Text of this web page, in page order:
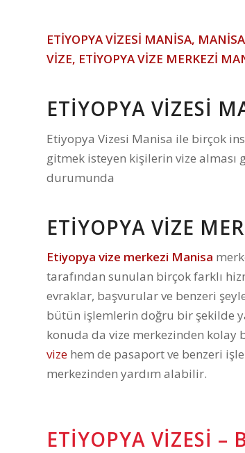
ETİYOPYA VİZESİ MANİSA,
VİZE, ETİYOPYA VİZE MERKEZİ
ETİYOPYA VİZESİ
Etiyopya Vizesi Manisa ile birçok
gitmek isteyen kişilerin vize alması
durumunda
ETIYOPYA VIZE
Etiyopya vize merkezi Manisa
tarafından sunulan birçok farklı
evraklar, başvurular ve benzeri
bütün işlemlerin doğru bir şekilde
konuda da vize merkezinden kolay
vize hem de pasaport ve benzeri
merkezinden yardım alabilir.
ETIYOPYA VIZESI –